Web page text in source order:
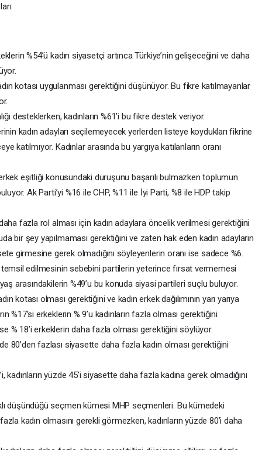
%54’ü kadın siyasetçi artınca Türkiye’nin gelişeceğini ve daha
kotası uygulanması gerektiğini düşünüyor. Bu fikre katılmayanlar
desteklerken, kadınların %61’i bu fikre destek veriyor.
kadın adayları seçilemeyecek yerlerden listeye koydukları fikrine
katılmıyor. Kadınlar arasında bu yargıya katılanların oranı
eşitliği konusundaki duruşunu başarılı bulmazken toplumun
Ak Parti’yi %16 ile CHP, %11 ile İyi Parti, %8 ile HDP takip
daha fazla rol alması için kadın adaylara öncelik verilmesi gerektiğini
bir şey yapılmaması gerektiğini ve zaten hak eden kadın adayların
girmesine gerek olmadığını söyleyenlerin oranı ise sadece %6.
temsil edilmesinin sebebini partilerin yeterince fırsat vermemesi
arasındakilerin %49’u bu konuda siyasi partileri suçlu buluyor.
kotası olması gerektiğini ve kadın erkek dağılımının yarı yarıya
%17’si erkeklerin % 9’u kadınların fazla olması gerektiğini
% 18’i erkeklerin daha fazla olması gerektiğini söylüyor.
80’den fazlası siyasette daha fazla kadın olması gerektiğini
yüzde 45’i siyasette daha fazla kadına gerek olmadığını
düşündüğü seçmen kümesi MHP seçmenleri. Bu kümedeki
kadın olmasını gerekli görmezken, kadınların yüzde 80’i daha